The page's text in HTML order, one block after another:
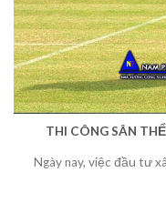
THI CÔNG SÂN
Ngày nay, việc đầu tư